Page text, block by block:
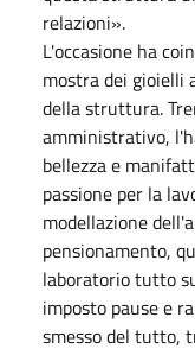
relazioni».
L'occasione ha
mostra dei gioielli
della struttura.
amministrativo,
bellezza e
passione per la
modellazione
pensionamento,
laboratorio tutto
imposto pause e
smesso del tutto,